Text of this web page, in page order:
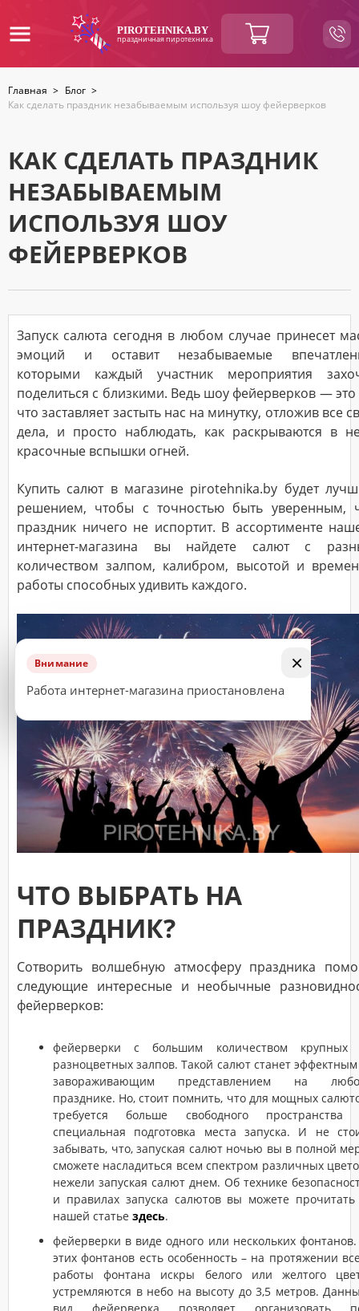
×
Внимание
Работа интернет-магазина приостановлена
PIROTEHNIKA.BY
праздничная пиротехника
Главная > Блог >
Как сделать праздник незабываемым используя шоу фейерверков
КАК СДЕЛАТЬ ПРАЗДНИК
НЕЗАБЫВАЕМЫМ
ИСПОЛЬЗУЯ ШОУ
ФЕЙЕРВЕРКОВ
Запуск салюта сегодня в любом случае принесет
эмоций и оставит незабываемые
которыми каждый участник мероприятия
поделиться с близкими. Ведь шоу фейерверков — это
что заставляет застыть нас на минутку, отложив все
дела, и просто наблюдать, как раскрываются в
красочные вспышки огней.
Купить салют в магазине pirotehnika.by будет
решением, чтобы с точностью быть уверенным,
праздник ничего не испортит. В ассортименте
интернет-магазина вы найдете салют с
количеством залпом, калибром, высотой и
работы способных удивить каждого.
ЧТО ВЫБРАТЬ НА
ПРАЗДНИК?
Сотворить волшебную атмосферу праздника
следующие интересные и необычные
фейерверков:
фейерверки с большим количеством крупных
разноцветных залпов. Такой салют станет
завораживающим представлением на
празднике. Но, стоит помнить, что для мощных
требуется больше свободного пространства
специальная подготовка места запуска. И не
забывать, что, запуская салют ночью вы в полной
сможете насладиться всем спектром различных
нежели запуская салют днем. Об технике
и правилах запуска салютов вы можете
нашей статье здесь.
фейерверки в виде одного или нескольких
этих фонтанов есть особенность – на протяжении
работы фонтана искры белого или желтого
устремляются в небо на высоту до 3,5 метров.
ВАШ
ЗАКАЗ
Итоговая
покупки
КОНТАКТНАЯ
ИНФОРМАЦИЯ
Ваше
имя
*
Ваш
телефона
*
ДОСТАВКА
Адрес
(город,
улица,
квартира),
время
доставки*
ВАЖНО!
считается
принятым
только
подтверждающего
звонка
нашего
менеджера.